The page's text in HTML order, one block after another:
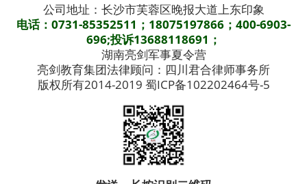
公司地址：长沙市芙蓉区晚报大道上东印象
电话：0731-85352511；18075197866；400-6903-
696;投诉13688118691；
湖南亮剑军事夏令营
亮剑教育集团法律顾问：四川君合律师事务所
版权所有2014-2019 蜀ICP备102202464号-5